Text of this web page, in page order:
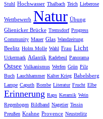
Stuhl Hochwasser Thalbach Teich Lieberose
Wettbewerb Natur Übung
Glienicker Brücke Tremsdorf Progress
Community Mauer Glas Wandzeitung
Beelitz Holm Molle Wahl Frau Licht
Uckermark Atlantik Radebeul Panorama
Ostsee Vulkanismus Werfen Grün Pilz
Buch Lauchhammer Kalter Krieg Babelsberg
Lampe Caputh Bombe Literatur Frucht Elbe
Erinnerung Raps Keramik Wein
Regenbogen Bildband Nagetier Tessin
Preußen Krahne Provence Neustrelitz